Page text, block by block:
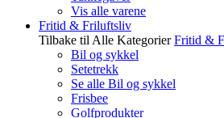
Vis alle varene
Fritid & Friluftsliv
Tilbake til Alle Kategorier Fritid &
Bil og sykkel
Setetrekk
Se alle Bil og sykkel
Frisbee
Golfprodukter